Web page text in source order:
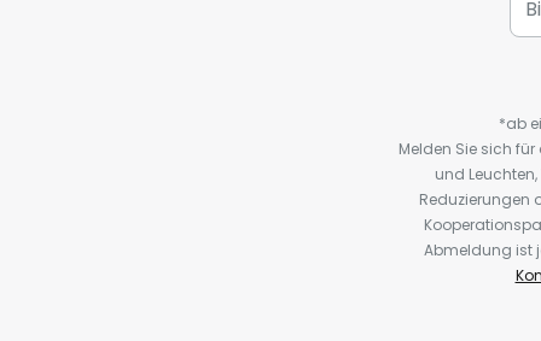
*ab
Melden Sie sich
und
Reduzierungen
Abmeldung ist